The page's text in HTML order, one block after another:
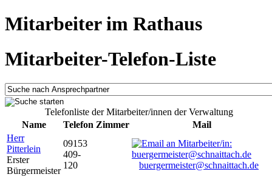
Mitarbeiter im Rathaus
Mitarbeiter-Telefon-Liste
Telefonliste der Mitarbeiter/innen der Verwaltung
Name
Telefon Zimmer
Mail
Herr
Pitterlein
Erster
Bürgermeister
09153
409-
120
buergermeister@schnaittach.de